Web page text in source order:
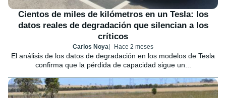
Cientos de miles de kilómetros en un Tesla: los
datos reales de degradación que silencian a los
críticos
Carlos Noya Hace 2 meses
El análisis de los datos de degradación en los modelos de Tesla
confirma que la pérdida de capacidad sigue un...